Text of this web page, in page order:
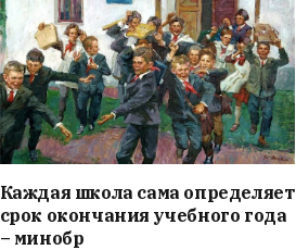
Каждая школа сама определяет
срок окончания учебного года
– минобр